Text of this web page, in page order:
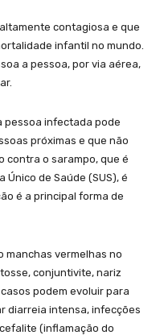
contagiosa e que
infantil no mundo.
a pessoa, por via aérea,
pessoa infectada pode
próximas e que não
contra o sarampo, que é
de Saúde (SUS), é
é a principal forma de
manchas vermelhas no
conjuntivite, nariz
podem evoluir para
diarreia intensa, infecções
(inflamação do